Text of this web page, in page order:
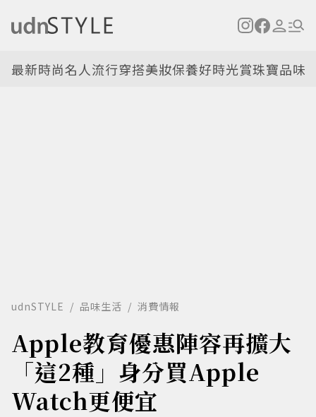
最新時尚名人流行穿搭美妝保養好時光賞珠寶品味
udnSTYLE 品味生活 消費情報
Apple教育優惠陣容再擴大
「這2種」身分買Apple
Watch更便宜